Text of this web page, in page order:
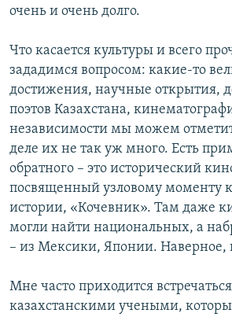
очень и очень долго.
Что касается культуры и всего
зададимся вопросом: какие-то
достижения, научные открытия,
поэтов Казахстана,
независимости мы можем
деле их не так уж много. Есть
обратного – это исторический
посвященный узловому моменту
истории, «Кочевник». Там даже
могли найти национальных, а
– из Мексики, Японии. Наверное,
Мне часто приходится
казахстанскими учеными,